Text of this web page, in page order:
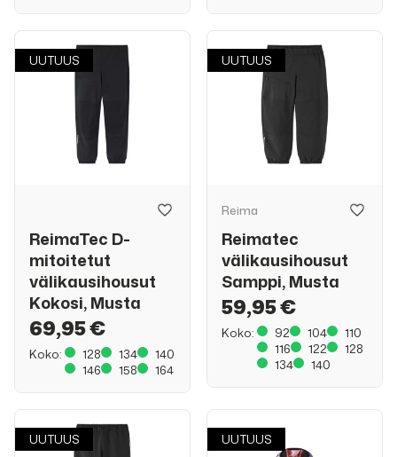
UUTUUS
ReimaTec D-
mitoitetut
välikausihousut
Kokosi, Musta
69,95 €
Koko: 128 134
140
146
158 164
UUTUUS
Reima
Reimatec
välikausihousut
Samppi, Musta
59,95 €
Koko: 92 104
110
116
122
128
134
140
UUTUUS UUTUUS